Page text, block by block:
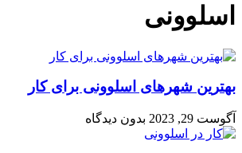
اسلوونی
بهترین شهرهای اسلوونی برای کار
آگوست 29, 2023 بدون دیدگاه